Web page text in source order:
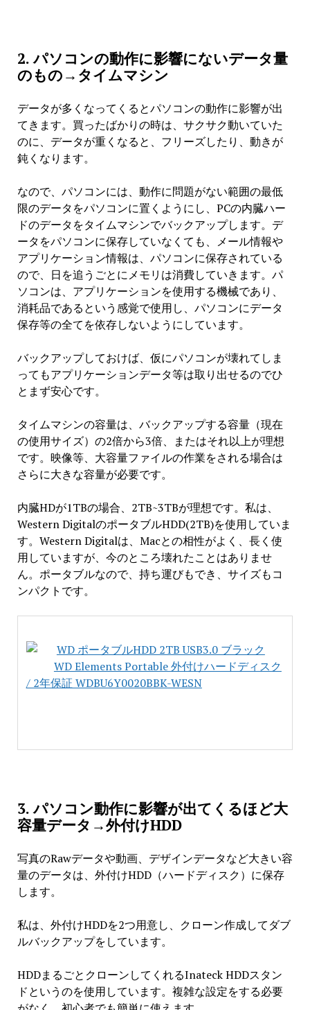
2. パソコンの動作に影響にないデータ量
のもの→タイムマシン
データが多くなってくるとパソコンの動作に影響が出
てきます。買ったばかりの時は、サクサク動いていた
のに、データが重くなると、フリーズしたり、動きが
鈍くなります。
なので、パソコンには、動作に問題がない範囲の最低
限のデータをパソコンに置くようにし、PCの内臓ハー
ドのデータをタイムマシンでバックアップします。デ
ータをパソコンに保存していなくても、メール情報や
アプリケーション情報は、パソコンに保存されている
ので、日を追うごとにメモリは消費していきます。パ
ソコンは、アプリケーションを使用する機械であり、
消耗品であるという感覚で使用し、パソコンにデータ
保存等の全てを依存しないようにしています。
バックアップしておけば、仮にパソコンが壊れてしま
ってもアプリケーションデータ等は取り出せるのでひ
とまず安心です。
タイムマシンの容量は、バックアップする容量（現在
の使用サイズ）の2倍から3倍、またはそれ以上が理想
です。映像等、大容量ファイルの作業をされる場合は
さらに大きな容量が必要です。
内臓HDが1TBの場合、2TB~3TBが理想です。私は、
Western DigitalのポータブルHDD(2TB)を使用していま
す。Western Digitalは、Macとの相性がよく、長く使
用していますが、今のところ壊れたことはありませ
ん。ポータブルなので、持ち運びもでき、サイズもコ
ンパクトです。
WD ポータブルHDD 2TB USB3.0 ブラック
WD Elements Portable 外付けハードディスク
/ 2年保証 WDBU6Y0020BBK-WESN
3. パソコン動作に影響が出てくるほど大
容量データ→外付けHDD
写真のRawデータや動画、デザインデータなど大きい容
量のデータは、外付けHDD（ハードディスク）に保存
します。
私は、外付けHDDを2つ用意し、クローン作成してダブ
ルバックアップをしています。
HDDまるごとクローンしてくれるInateck HDDスタン
ドというのを使用しています。 複雑な設定をする必要